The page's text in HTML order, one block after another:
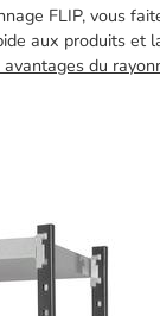
FLIP, vous
aux produits
du